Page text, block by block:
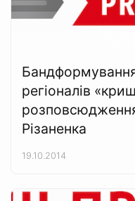
регіоналів
Різаненка
19.10.2014